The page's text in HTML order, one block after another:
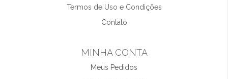
Termos de Uso e Condições
Contato
MINHA CONTA
Meus Pedidos